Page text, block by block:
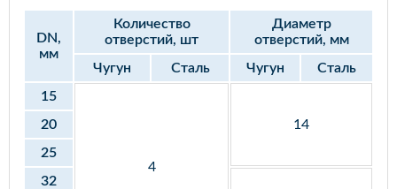
DN,
мм
Количество
отверстий, шт
Диаметр
отверстий, мм
Чугун
Сталь Чугун
Сталь
15
4
14
20
25
32